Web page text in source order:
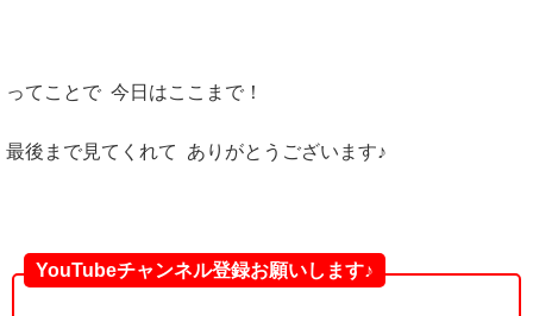
ってことで 今日はここまで！
最後まで見てくれて ありがとうございます♪
YouTubeチャンネル登録お願いします♪